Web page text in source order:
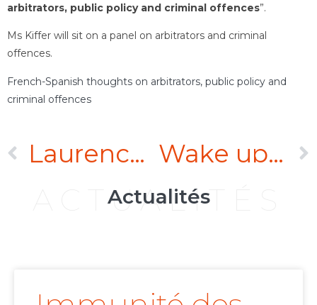
arbitrators, public policy and criminal offences”.
Ms Kiffer will sit on a panel on arbitrators and criminal
offences.
French-Spanish thoughts on arbitrators, public policy and
criminal offences
Laurence Kiffer sera speaker lors des VIII èmes journées franco-espagnoles Wake up with arbitration – “Being an arbitrator today, a taste for risk-taking ?” – breakfast debate on March 21st, 2017
ACTUALITÉS
Actualités